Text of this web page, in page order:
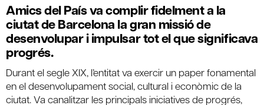
Amics del País va complir fidelment a la
ciutat de Barcelona la gran missió de
desenvolupar i impulsar tot el que significava
progrés.
Durant el segle XIX, l’entitat va exercir un paper fonamental
en el desenvolupament social, cultural i econòmic de la
ciutat. Va canalitzar les principals iniciatives de progrés,